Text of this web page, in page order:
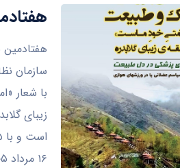
سازمان
با شعار
زیبای
۱۶ مرداد ۱۴۰۵، ساعت ۶:۰۰ صبح